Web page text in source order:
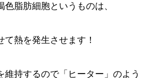
色脂肪細胞というものは、
て熱を発生させます！
維持するので「ヒーター」のよう